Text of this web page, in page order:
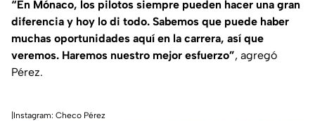
“En Mónaco, los pilotos siempre pueden hacer una gran
diferencia y hoy lo di todo. Sabemos que puede haber
muchas oportunidades aquí en la carrera, así que
veremos. Haremos nuestro mejor esfuerzo”, agregó
Pérez.
|Instagram: Checo Pérez